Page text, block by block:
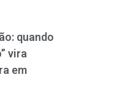
quando
vira
em